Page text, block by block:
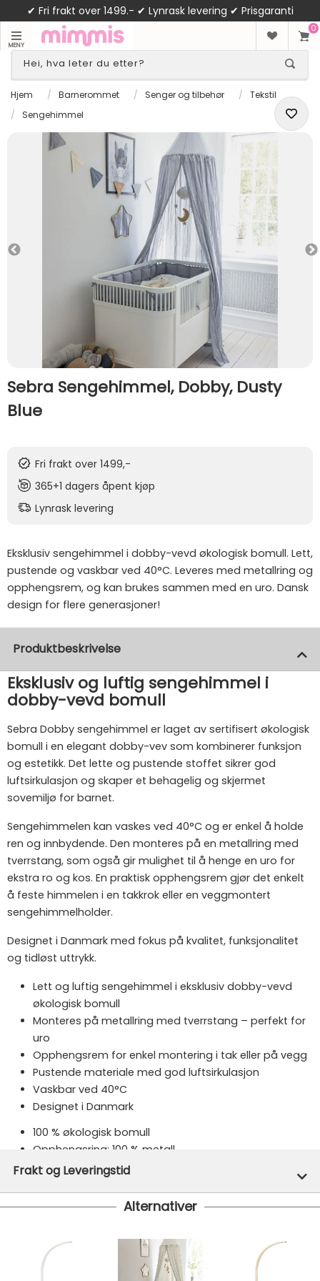
✔ Fri frakt over 1499.- ✔ Lynrask levering ✔ Prisgaranti
MENY
0
Hjem / Barnerommet / Senger og tilbehør /
Tekstil
/
Sengehimmel
Sebra Sengehimmel, Dobby, Dusty
Blue
Fri frakt over 1499,-
365+1 dagers åpent kjøp
Lynrask levering
Eksklusiv sengehimmel i dobby-vevd økologisk bomull. Lett,
pustende og vaskbar ved 40°C. Leveres med metallring og
opphengsrem, og kan brukes sammen med en uro. Dansk
design for flere generasjoner!
Produktbeskrivelse
Eksklusiv og luftig sengehimmel i
dobby-vevd bomull
Sebra Dobby sengehimmel er laget av sertifisert økologisk
bomull i en elegant dobby-vev som kombinerer funksjon
og estetikk. Det lette og pustende stoffet sikrer god
luftsirkulasjon og skaper et behagelig og skjermet
sovemiljø for barnet.
Sengehimmelen kan vaskes ved 40°C og er enkel å holde
ren og innbydende. Den monteres på en metallring med
tverrstang, som også gir mulighet til å henge en uro for
ekstra ro og kos. En praktisk opphengsrem gjør det enkelt
å feste himmelen i en takkrok eller en veggmontert
sengehimmelholder.
Designet i Danmark med fokus på kvalitet, funksjonalitet
og tidløst uttrykk.
Lett og luftig sengehimmel i eksklusiv dobby-vevd
økologisk bomull
Monteres på metallring med tverrstang – perfekt for
uro
Opphengsrem for enkel montering i tak eller på vegg
Pustende materiale med god luftsirkulasjon
Vaskbar ved 40°C
Designet i Danmark
100 % økologisk bomull
Opphengsring: 100 % metall
Merke:Sebra
Varenummer:50499
Frakt og Leveringstid
På lager hos oss - klar for utsendelse innen 24 timer
fraktprisen fra kr 79.-
Ekspressfrakt med Bring Express og Widerøe koster
Alternativer